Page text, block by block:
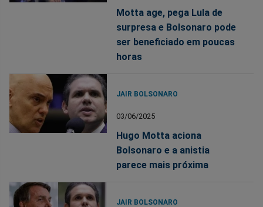
Motta age, pega Lula de
surpresa e Bolsonaro pode
ser beneficiado em poucas
horas
JAIR BOLSONARO
03/06/2025
Hugo Motta aciona
Bolsonaro e a anistia
parece mais próxima
JAIR BOLSONARO